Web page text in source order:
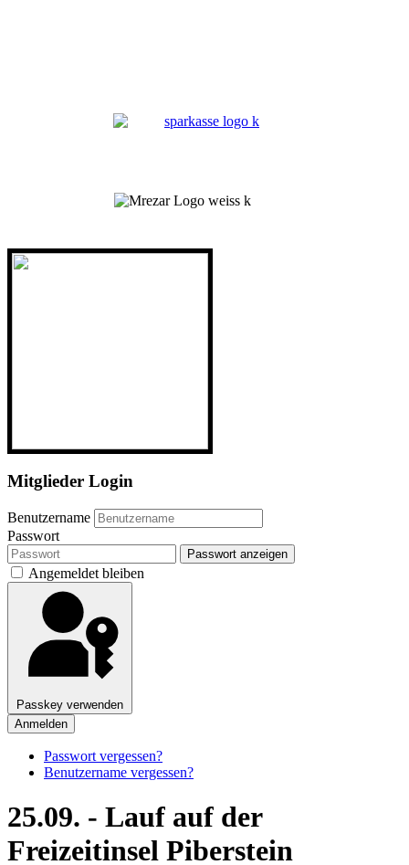
Mitglieder Login
Benutzername
Passwort
Passwort anzeigen
Angemeldet bleiben
Passkey verwenden
Anmelden
Passwort vergessen?
Benutzername vergessen?
25.09. - Lauf auf der
Freizeitinsel Piberstein